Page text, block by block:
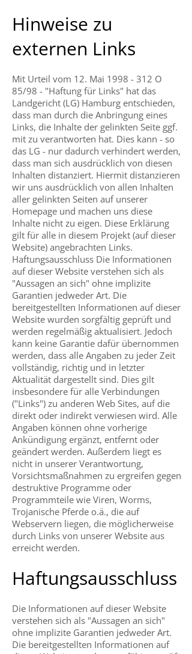
Hinweise zu
externen Links
Mit Urteil vom 12. Mai 1998 - 312 O
85/98 - "Haftung für Links" hat das
Landgericht (LG) Hamburg entschieden,
dass man durch die Anbringung eines
Links, die Inhalte der gelinkten Seite ggf.
mit zu verantworten hat. Dies kann - so
das LG - nur dadurch verhindert werden,
dass man sich ausdrücklich von diesen
Inhalten distanziert. Hiermit distanzieren
wir uns ausdrücklich von allen Inhalten
aller gelinkten Seiten auf unserer
Homepage und machen uns diese
Inhalte nicht zu eigen. Diese Erklärung
gilt für alle in diesem Projekt (auf dieser
Website) angebrachten Links.
Haftungsausschluss Die Informationen
auf dieser Website verstehen sich als
"Aussagen an sich" ohne implizite
Garantien jedweder Art. Die
bereitgestellten Informationen auf dieser
Website wurden sorgfältig geprüft und
werden regelmäßig aktualisiert. Jedoch
kann keine Garantie dafür übernommen
werden, dass alle Angaben zu jeder Zeit
vollständig, richtig und in letzter
Aktualität dargestellt sind. Dies gilt
insbesondere für alle Verbindungen
("Links") zu anderen Web Sites, auf die
direkt oder indirekt verwiesen wird. Alle
Angaben können ohne vorherige
Ankündigung ergänzt, entfernt oder
geändert werden. Außerdem liegt es
nicht in unserer Verantwortung,
Vorsichtsmaßnahmen zu ergreifen gegen
destruktive Programme oder
Programmteile wie Viren, Worms,
Trojanische Pferde o.ä., die auf
Webservern liegen, die möglicherweise
durch Links von unserer Website aus
erreicht werden.
Haftungsausschluss
Die Informationen auf dieser Website
verstehen sich als "Aussagen an sich"
ohne implizite Garantien jedweder Art.
Die bereitgestellten Informationen auf